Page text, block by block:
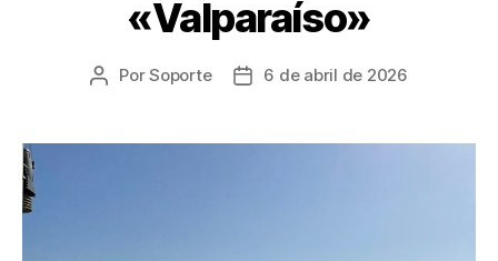
«Valparaíso»
PorSoporte 6 de abril de 2026